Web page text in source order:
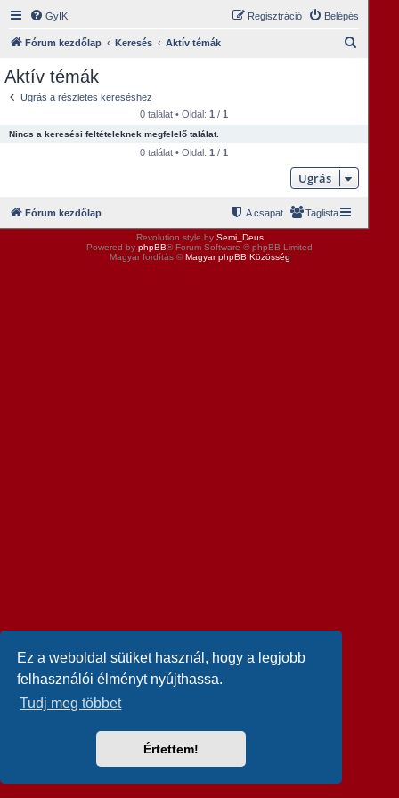
Ez a weboldal sütiket használ, hogy a legjobb
felhasználói élményt nyújthassa.
Tudj meg többet
Értettem!
GyIK Belépés
Regisztráció
Fórum kezdőlap Keresés Aktív témák
s
Aktív témák
Ugrás a részletes kereséshez
0 találat • Oldal:1 /1
Nincs a keresési feltételeknek megfelelő találat.
0 találat • Oldal:1 /1
Ugrás
Fórum kezdőlap Taglista
A csapat
Revolution style by Semi_Deus
Powered by phpBB® Forum Software © phpBB Limited
Magyar fordítás ©Magyar phpBB Közösség